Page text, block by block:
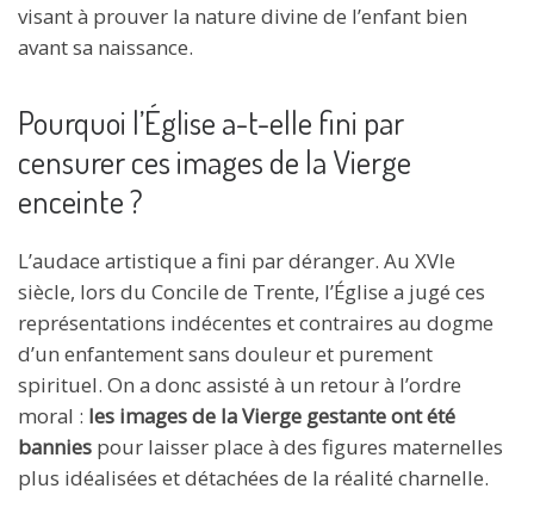
visant à prouver la nature divine de l’enfant bien
avant sa naissance.
Pourquoi l’Église a-t-elle fini par
censurer ces images de la Vierge
enceinte ?
L’audace artistique a fini par déranger. Au XVIe
siècle, lors du Concile de Trente, l’Église a jugé ces
représentations indécentes et contraires au dogme
d’un enfantement sans douleur et purement
spirituel. On a donc assisté à un retour à l’ordre
moral : les images de la Vierge gestante ont été
bannies pour laisser place à des figures maternelles
plus idéalisées et détachées de la réalité charnelle.